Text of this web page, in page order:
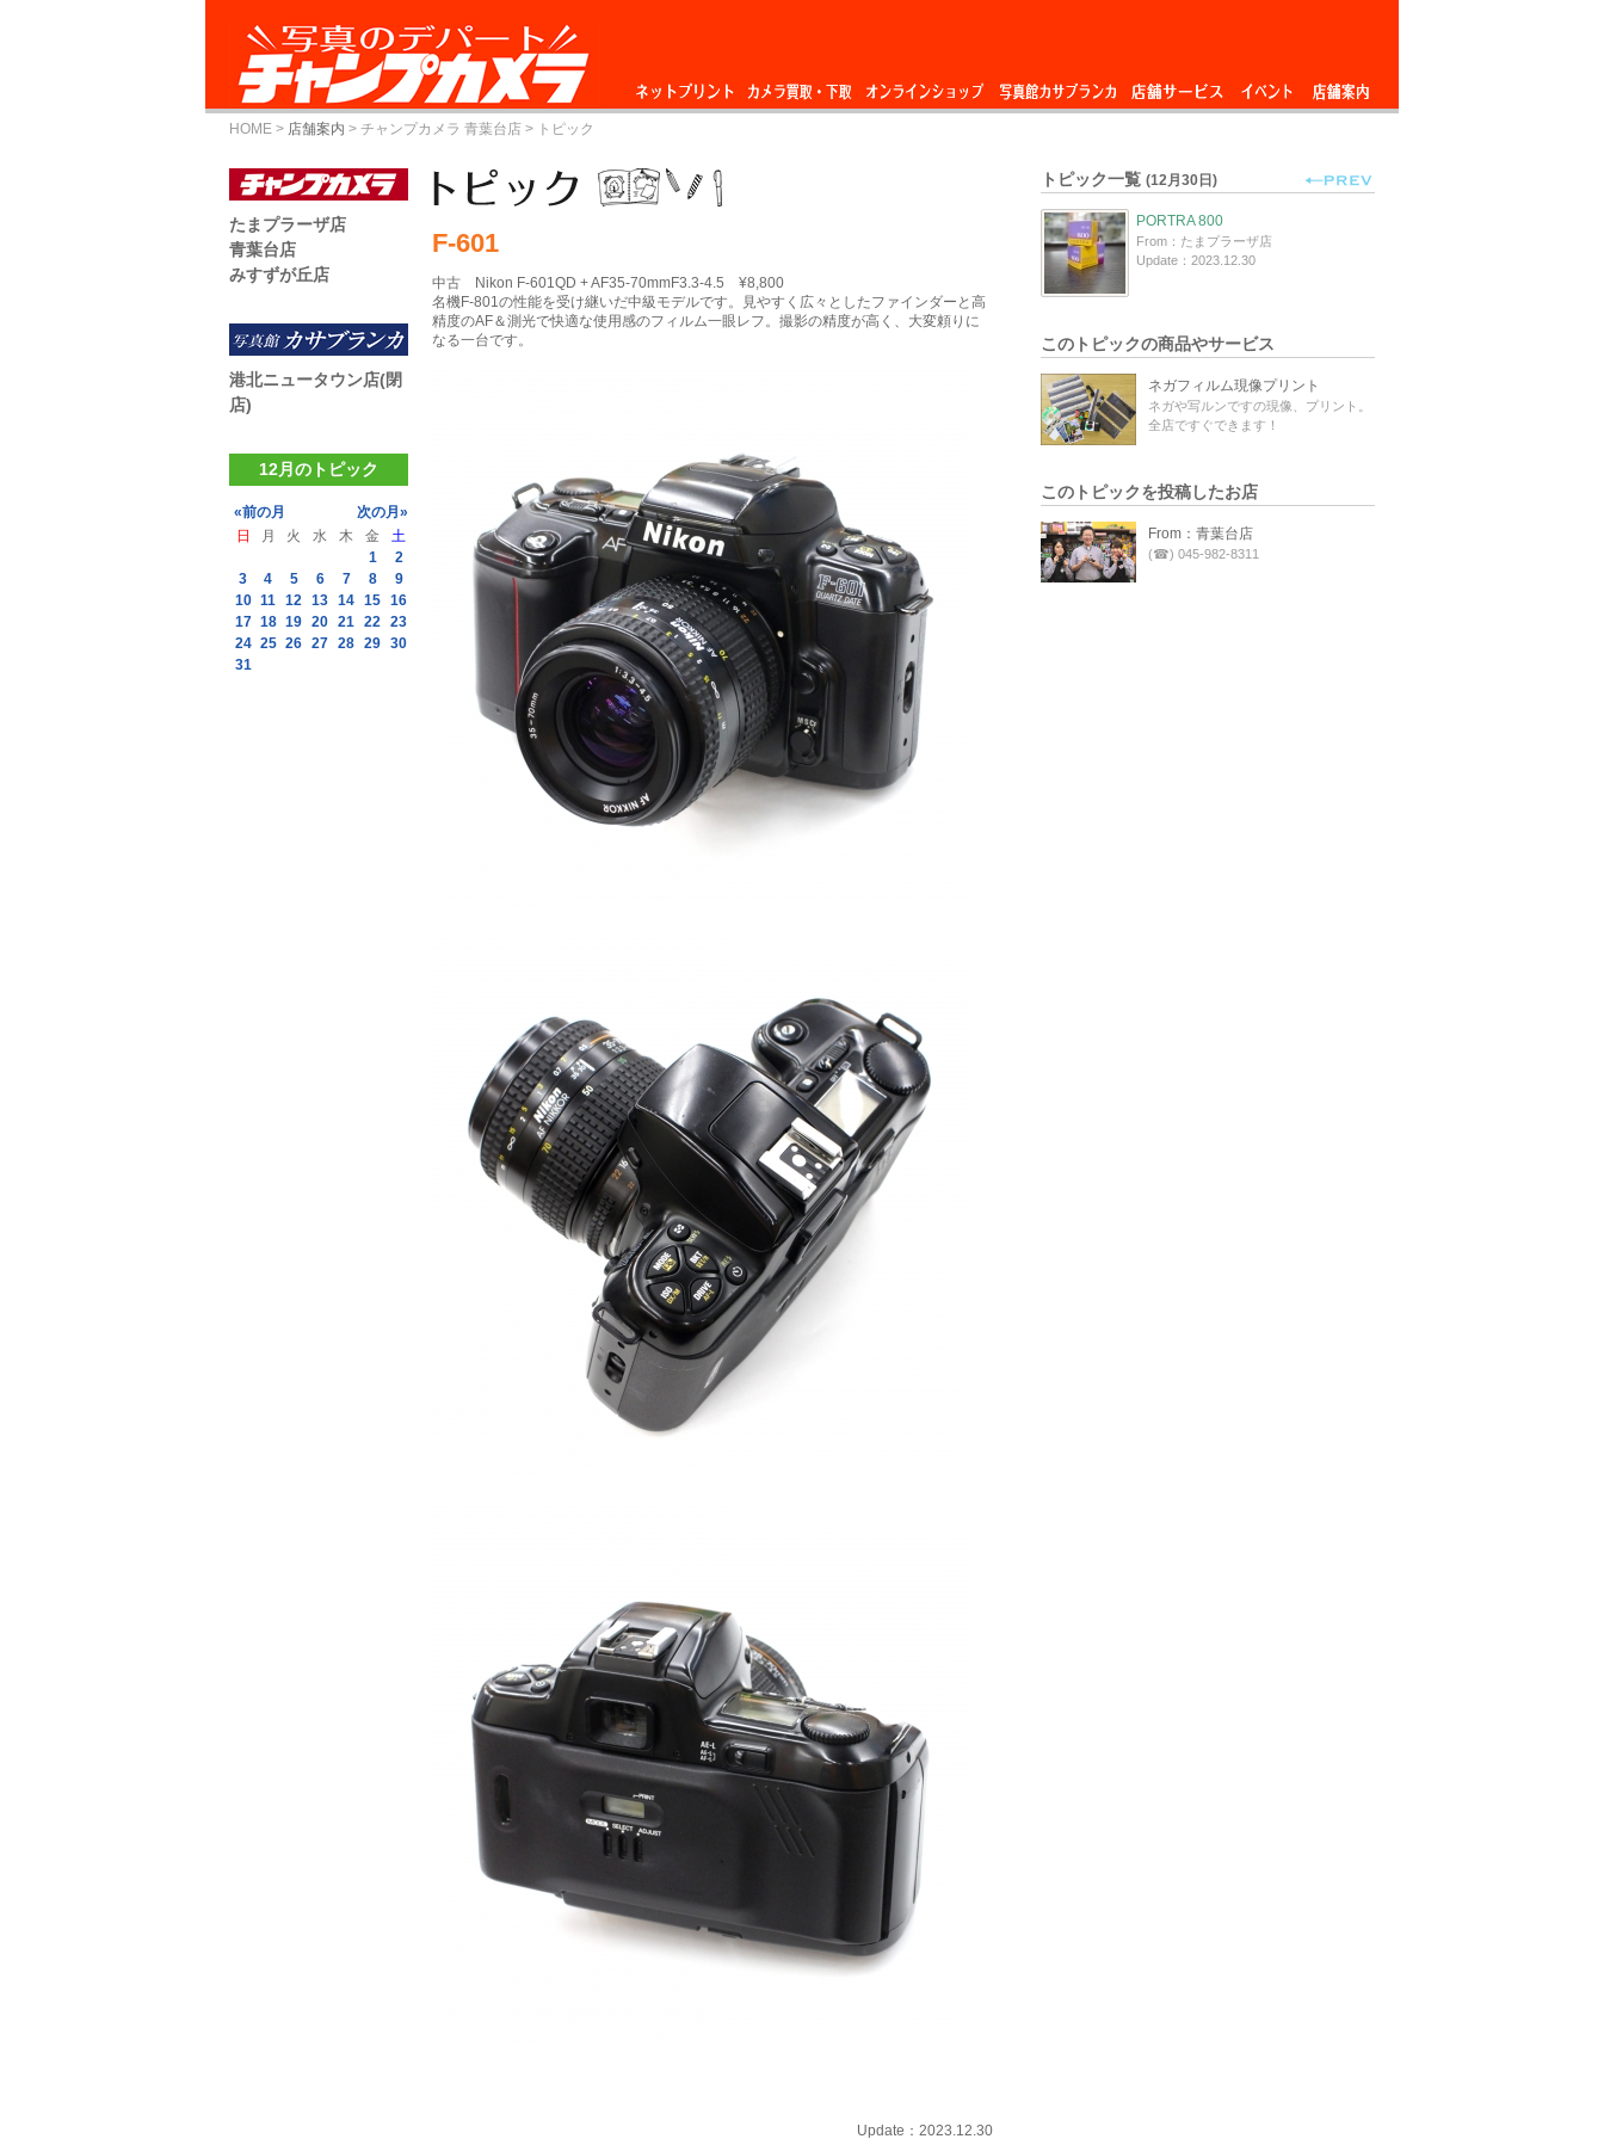
ネットプリント
カメラ買取・下
オンラインショップ 写真館カサブランカ 店舗サービス イベント 店舗案内
HOME > 店舗案内 > チャンプカメラ 青葉台店 > トピック
F-601
中古 Nikon F-601QD + AF35-70mmF3.3-4.5 ¥8,800
名機F-801の性能を受け継いだ中級モデルです。見やすく広々としたファインダーと高
精度のAF＆測光で快適な使用感のフィルム一眼レフ。撮影の精度が高く、大変頼りに
なる一台です。
Update：2023.12.30
たまプラーザ店
青葉台店
みすずが丘店
港北ニュータウン店(閉
店)
12月のトピック
«前の月
次の月»
日
月 火 水 木 金
土
1
2
3
4 5 6 7 8
9
10 11 12 13 14 15 16
17 18 19 20 21 22 23
24 25 26 27 28 29 30
31
トピック一覧 (12月30日)
PORTRA 800
From：たまプラーザ店
Update：2023.12.30
このトピックの商品やサービス
ネガフィルム現像プリント
ネガや写ルンですの現像、プリント。
全店ですぐできます！
このトピックを投稿したお店
From：青葉台店
(☎) 045-982-8311